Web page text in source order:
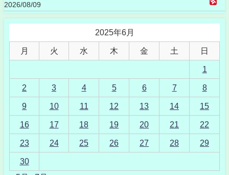
2026/08/09
2025年6月
月 火 水 木 金 土 日
1
2 3 4 5 6 7 8
9 10 11 12 13 14 15
16 17 18 19 20 21 22
23 24 25 26 27 28 29
30